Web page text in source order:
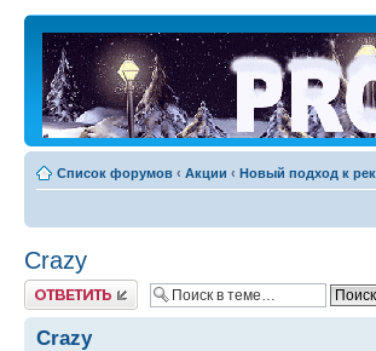
Список форумов ‹ Акции ‹ Новый подход к
Crazy
Ответить
Crazy